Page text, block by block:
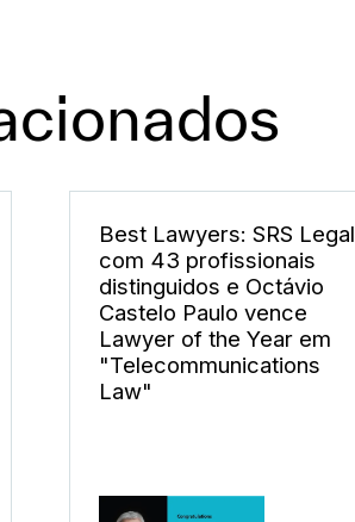
Best Lawyers: SRS Legal
com 43 profissionais
distinguidos e Octávio
Castelo Paulo vence
Lawyer of the Year em
"Telecommunications
Law"